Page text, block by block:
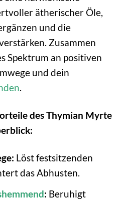
ätherischer Öle,
und die
Zusammen
Spektrum an positiven
und dein
.
des Thymian Myrte
Löst festsitzenden
das Abhusten.
: Beruhigt